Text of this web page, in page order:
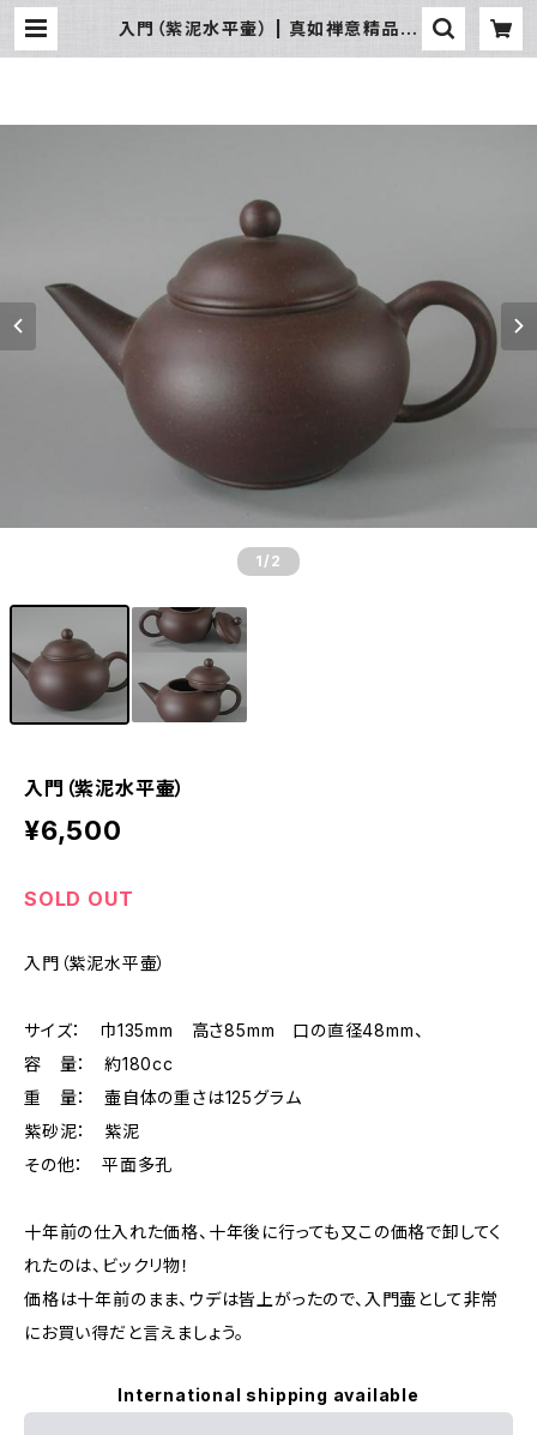
入門（紫泥水平壷） | 真如禅意精品流
1 /2
入門（紫泥水平壷）
¥6,500
SOLD OUT
入門（紫泥水平壷）
サイズ： 巾135mm 高さ85mm 口の直径48mm、
容 量： 約180cc
重 量： 壷自体の重さは125グラム
紫砂泥： 紫泥
その他： 平面多孔
十年前の仕入れた価格、十年後に行っても又この価格で卸してく
れたのは、ビックリ物！
価格は十年前のまま、ウデは皆上がったので、入門壷として非常
にお買い得だと言えましょう。
International shipping available